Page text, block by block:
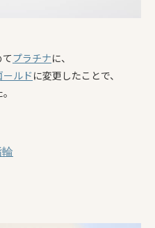
プラチナに、
ールドに変更したことで、